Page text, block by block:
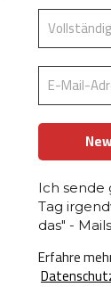
Ich sende
Tag
das" -
Erfahre